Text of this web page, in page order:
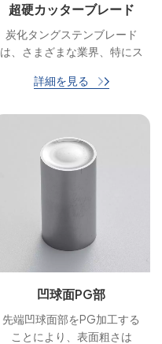
超硬カッターブレード
炭化タングステンブレード
は、さまざまな業界、特にス
で広く使用されています。タ
材料の精密な切断、成形、せ
ん断を行うことです。
詳細を見る
凹球面PG部
先端凹球面部をPG加工する
ことにより、表面粗さは